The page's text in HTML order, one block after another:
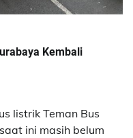
Kembali
listrik Teman Bus
ini masih belum